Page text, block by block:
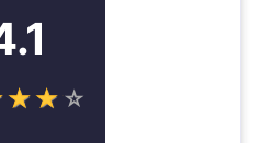
☆☆ ☆
★★ ★